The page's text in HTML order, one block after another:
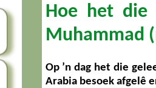
Hoe het die
Muhammad
Op ’n dag het die
Arabia besoek afgelê